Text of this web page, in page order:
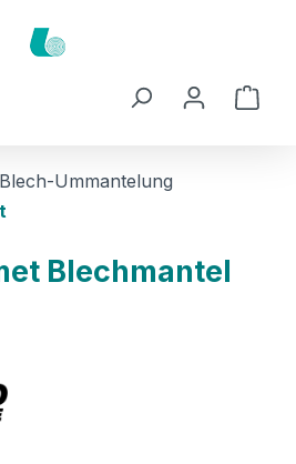
Blech-Ummantelung
Blechmantel